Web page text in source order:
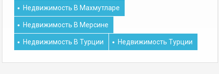
Недвижимость В Махмутларе
Недвижимость В Мерсине
Недвижимость В Турции Недвижимость Турции